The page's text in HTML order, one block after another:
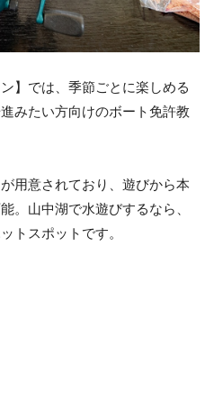
】では、季節ごとに楽しめる
みたい方向けのボート免許教
用意されており、遊びから本
。山中湖で水遊びするなら、
トスポットです。